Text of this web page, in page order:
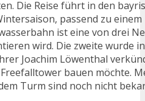
Die Reise führt in den
passend zu
ist eine von drei
wird. Die zweite wurde
Joachim Löwenthal
bauen möchte.
Turm sind noch nicht